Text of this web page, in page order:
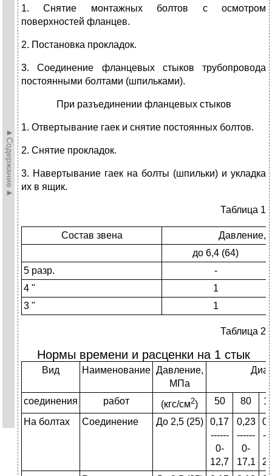
►Содержание►
1. Снятие монтажных болтов с осмотром
поверхностей фланцев.
2. Постановка прокладок.
3. Соединение фланцевых стыков трубопровода
постоянными болтами (шпильками).
При разъединении фланцевых стыков
1. Отвертывание гаек и снятие постоянных болтов.
2. Снятие прокладок.
3. Навертывание гаек на болты (шпильки) и укладка
их в ящик.
Таблица 1
Состав звена
Давление,
до 6,4 (64)
5 разр.
-
4 "
1
3 "
1
Таблица 2
Нормы времени и расценки на 1 стык
Вид Наименование Давление,
МПа
соединения работ (кгс/см2) 50 80
На болтах
Соединение До 2,5 (25)
0,17
------
0-
12,7
0,23
------
0-
17,1